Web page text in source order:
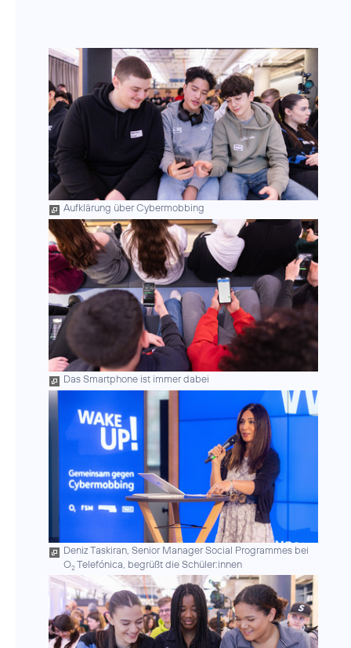
Aufklärung über Cybermobbing
Das Smartphone ist immer dabei
Deniz Taskiran, Senior Manager Social Programmes bei
O2Telefónica, begrüßt die Schüler:innen